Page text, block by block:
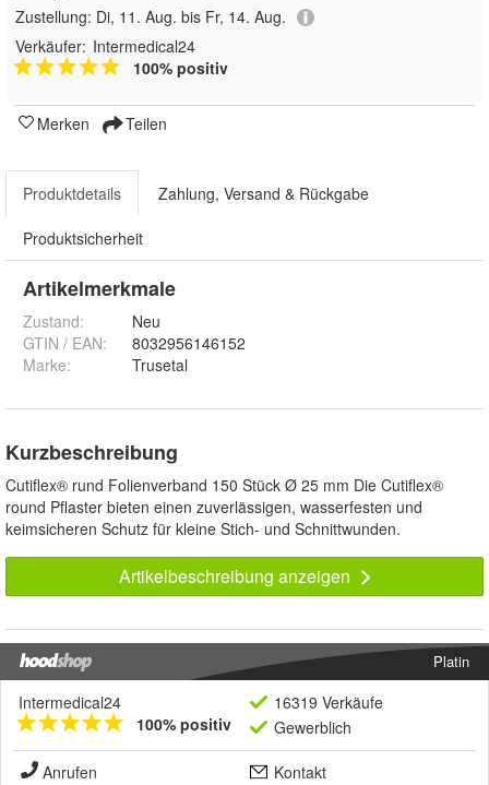
Zustellung: Di, 11. Aug. bis Fr, 14. Aug.
Verkäufer: Intermedical24
100% positiv
Merken Teilen
Produktdetails Zahlung, Versand & Rückgabe
Produktsicherheit
Artikelmerkmale
Zustand:
Neu
GTIN / EAN:
8032956146152
Marke:
Trusetal
Kurzbeschreibung
Cutiflex® rund Folienverband 150 Stück Ø 25 mm Die Cutiflex®
round Pflaster bieten einen zuverlässigen, wasserfesten und
keimsicheren Schutz für kleine Stich- und Schnittwunden.
Artikelbeschreibung anzeigen
Platin
Intermedical24
100% positiv
16319 Verkäufe
Gewerblich
Anrufen
Kontakt